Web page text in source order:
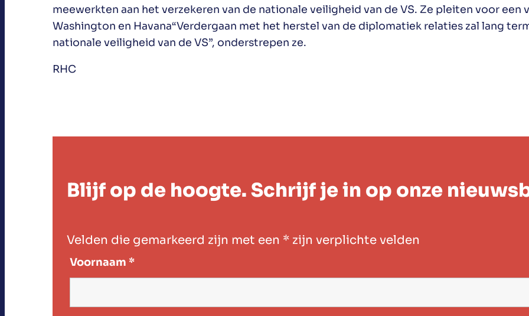
meewerkten aan het verzekeren van de nationale veiligheid van de VS. Ze pleiten voor
Washington en Havana“Verdergaan met het herstel van de diplomatiek relaties zal lang
nationale veiligheid van de VS”, onderstrepen ze.
RHC
Blijf op de hoogte. Schrijf je in op onze
Velden die gemarkeerd zijn met een *zijn verplichte velden
Voornaam *